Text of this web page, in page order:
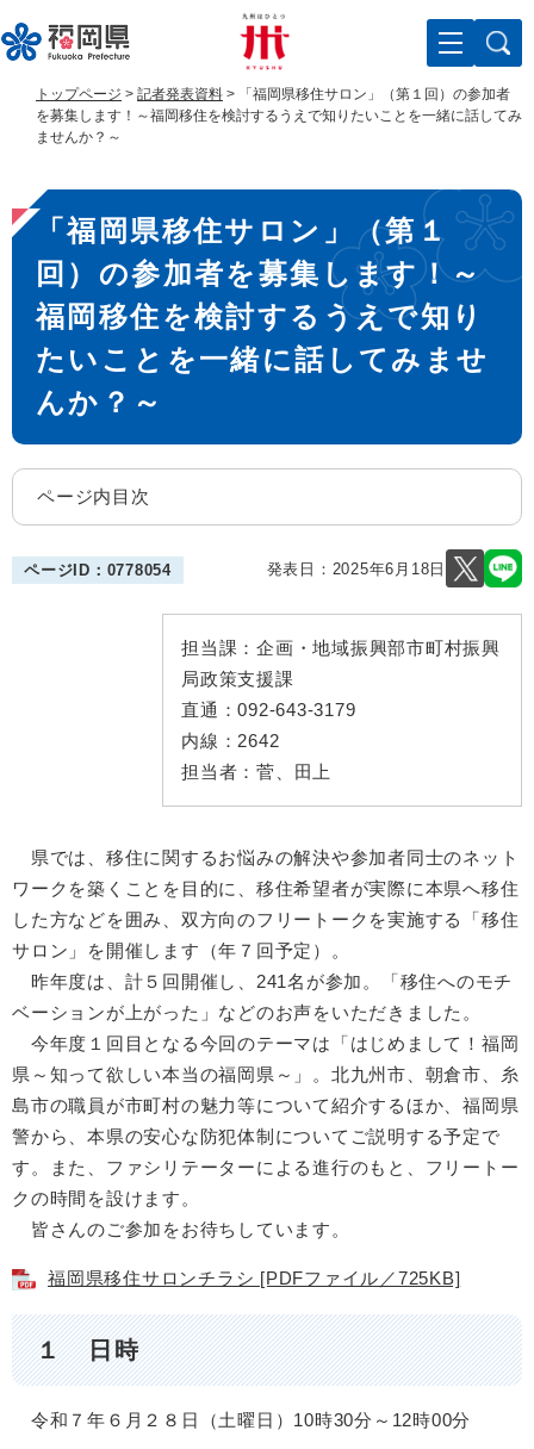
ー
ジ
。
ニ
ュ
て
本
トップページ > 記者発表資料 >
「福岡県移住サロン」（第１回）の参加者
を募集します！～福岡移住を検討するうえで知りたいことを一緒に話してみ
ませんか？～
本
文
「福岡県移住サロン」（第１
回）の参加者を募集します！～
福岡移住を検討するうえで知り
たいことを一緒に話してみませ
んか？～
ページ内目次
ページID：0778054 発表日： 2025年6月18日
担当課： 企画・地域振興部市町村振興
局政策支援課
直通：092-643-3179
内線： 2642
担当者： 菅、田上
県では、移住に関するお悩みの解決や参加者同士のネット
ワークを築くことを目的に、移住希望者が実際に本県へ移住
した方などを囲み、双方向のフリートークを実施する「移住
サロン」を開催します（年７回予定）。
昨年度は、計５回開催し、241名が参加。「移住へのモチ
ベーションが上がった」などのお声をいただきました。
今年度１回目となる今回のテーマは「はじめまして！福岡
県～知って欲しい本当の福岡県～」。北九州市、朝倉市、糸
島市の職員が市町村の魅力等について紹介するほか、福岡県
警から、本県の安心な防犯体制についてご説明する予定で
す。また、ファシリテーターによる進行のもと、フリートー
クの時間を設けます。
皆さんのご参加をお待ちしています。
福岡県移住サロンチラシ [PDFファイル／725KB]
１ 日時
令和７年６月２８日（土曜日）10時30分～12時00分